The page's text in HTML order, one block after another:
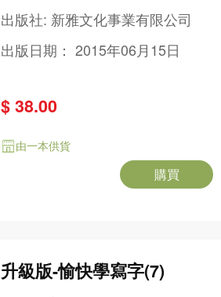
出版社: 新雅文化事業有限公司
出版日期：2015年06月15日
$ 38.00
由一本供貨
購買
升級版-愉快學寫字(7)